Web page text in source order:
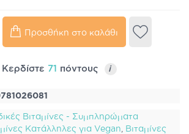
Προσθήκη στο καλάθι
Κερδίστε 71 πόντους i
Βιταμίνες - Συμπληρώματα
Κατάλληλες για Vegan, Βιταμίνες